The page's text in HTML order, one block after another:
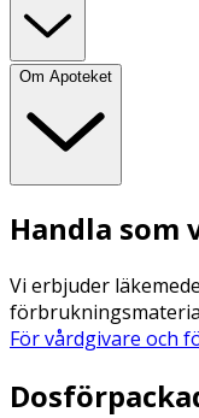
Om Apoteket
Handla som
Vi erbjuder
För vårdgivare och